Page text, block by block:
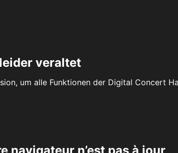
veraltet
um alle Funktionen der Digital Concert